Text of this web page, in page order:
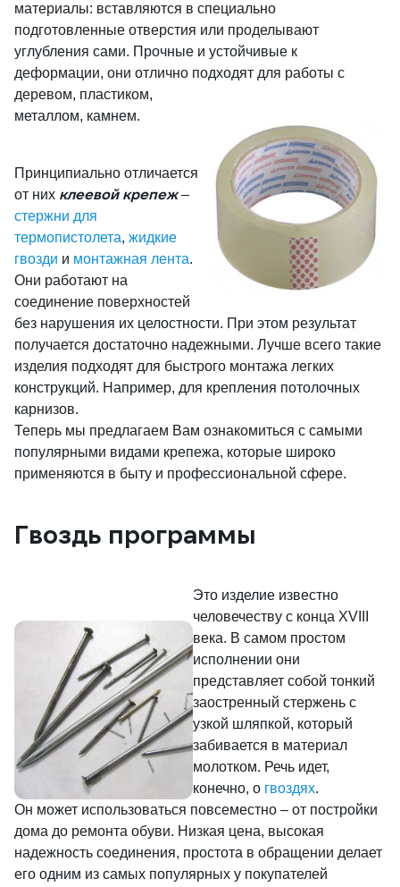
материалы: вставляются в специально
подготовленные отверстия или проделывают
углубления сами. Прочные и устойчивые к
деформации, они отлично подходят для работы с
деревом, пластиком,
металлом, камнем.
Принципиально отличается
от них клеевой крепеж –
стержни для
термопистолета, жидкие
гвозди и монтажная лента.
Они работают на
соединение поверхностей
без нарушения их целостности. При этом результат
получается достаточно надежными. Лучше всего такие
изделия подходят для быстрого монтажа легких
конструкций. Например, для крепления потолочных
карнизов.
Теперь мы предлагаем Вам ознакомиться с самыми
популярными видами крепежа, которые широко
применяются в быту и профессиональной сфере.
Гвоздь программы
Это изделие известно
человечеству c конца XVIII
века. В самом простом
исполнении они
представляет собой тонкий
заостренный стержень с
узкой шляпкой, который
забивается в материал
молотком. Речь идет,
конечно, о гвоздях.
Он может использоваться повсеместно – от постройки
дома до ремонта обуви. Низкая цена, высокая
надежность соединения, простота в обращении делает
его одним из самых популярных у покупателей